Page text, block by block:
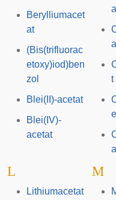
Berylliumacet
at
(Bis(trifluorac
etoxy)iod)ben
zol
Blei(II)-acetat
Blei(IV)-
acetat
t
L
Lithiumacetat
M